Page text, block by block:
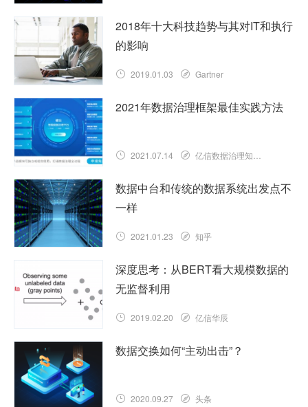
2018年十大科技趋势与其对IT和执行
的影响
2019.01.03 Gartner
2021年数据治理框架最佳实践方法
2021.07.14 亿信数据治理知识库
数据中台和传统的数据系统出发点不
一样
2021.01.23 知乎
深度思考：从BERT看大规模数据的
无监督利用
2019.02.20 亿信华辰
数据交换如何“主动出击”？
2020.09.27 头条